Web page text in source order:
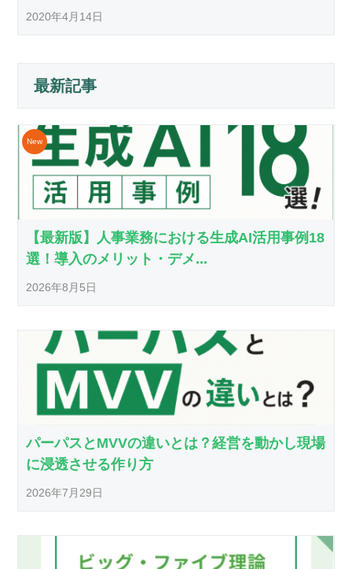
2020年4月14日
最新記事
【最新版】人事業務における生成AI活用事例18
選！導入のメリット・デメ...
2026年8月5日
パーパスとMVVの違いとは？経営を動かし現場
に浸透させる作り方
2026年7月29日